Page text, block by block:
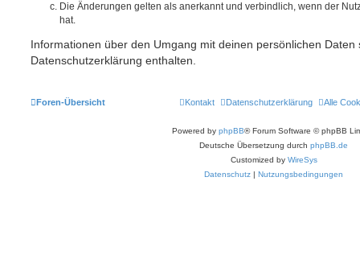
Die Änderungen gelten als anerkannt und verbindlich, wenn der
hat.
Informationen über den Umgang mit deinen persönlichen Daten
Datenschutzerklärung enthalten.
Foren-Übersicht Alle
Datenschutzerklärung
Kontakt
Powered by phpBB® Forum Software © phpBB
Deutsche Übersetzung durch phpBB.de
Customized by WireSys
Datenschutz
Nutzungsbedingungen